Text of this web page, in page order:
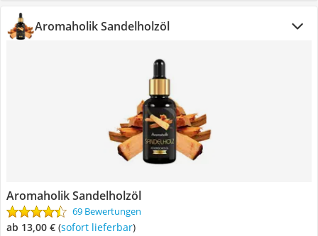
Aromaholik Sandelholzöl
Aromaholik Sandelholzöl
69 Bewertungen
ab 13,00 € ( Sofort lieferbar)